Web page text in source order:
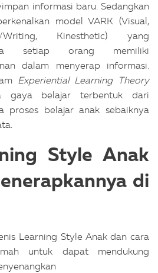
informasi baru. Sedangkan
model VARK (Visual,
Writing, Kinesthetic) yang
setiap orang memiliki
dalam menyerap informasi.
Experiential Learning Theory
gaya belajar terbentuk dari
proses belajar anak sebaiknya
Style Anak
di
Learning Style Anak dan cara
untuk dapat mendukung